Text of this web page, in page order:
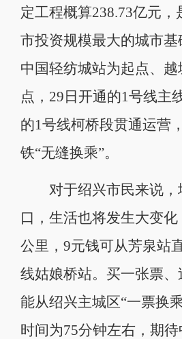
定工程概算238.73亿元，
市投资规模最大的城市基
中国轻纺城站为起点、
点，29日开通的1号线主
的1号线柯桥段贯通运营
铁“无缝换乘”。
对于绍兴市民来说，
口，生活也将发生大变
公里，9元钱可从芳泉站
线姑娘桥站。买一张票
能从绍兴主城区“一票换
时间为75分钟左右，期待